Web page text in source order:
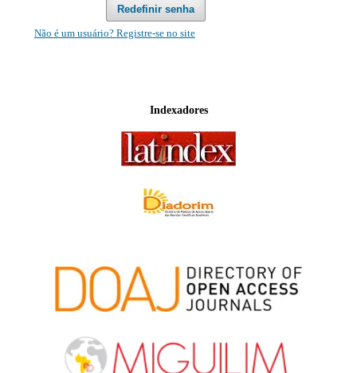
Redefinir senha
Não é um usuário? Registre-se no site
Indexadores